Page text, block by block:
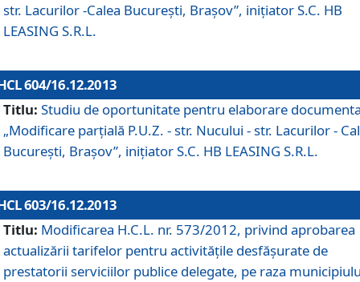
str. Lacurilor -Calea Bucureşti, Braşov”, iniţiator S.C. HB
LEASING S.R.L.
604/16.12.2013
Titlu: Studiu de oportunitate pentru elaborare
„Modificare parţială P.U.Z. - str. Nucului - str. Lacurilor -
Bucureşti, Braşov”, iniţiator S.C. HB LEASING S.R.L.
603/16.12.2013
Titlu: Modificarea H.C.L. nr. 573/2012, privind aprobarea
actualizării tarifelor pentru activităţile desfăşurate de
prestatorii serviciilor publice delegate, pe raza